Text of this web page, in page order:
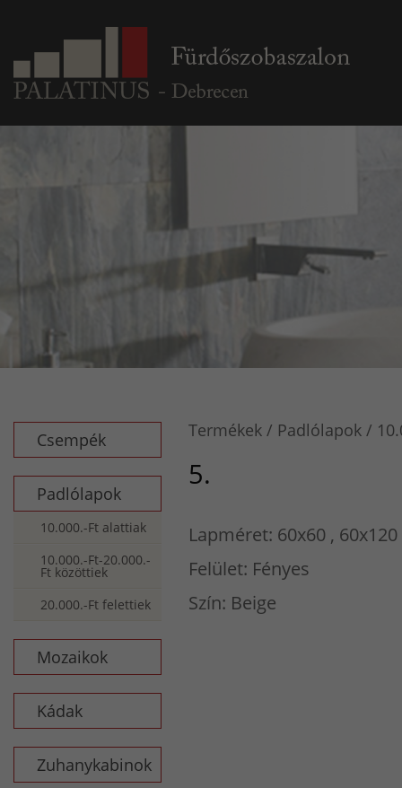
Csempék
Padlólapok
10.000.-Ft alattiak
10.000.-Ft-20.000.-
Ft közöttiek
20.000.-Ft felettiek
Mozaikok
Kádak
Zuhanykabinok
Termékek Padlólapok
5.
Lapméret: 60x60 , 60x120
Felület: Fényes
Szín: Beige